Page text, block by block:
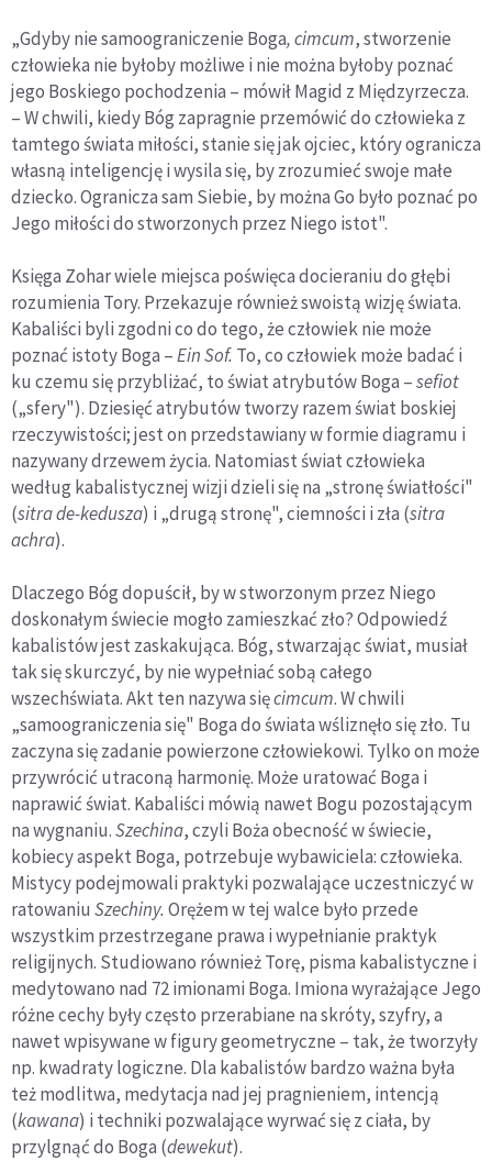
„Gdyby nie samoograniczenie Boga, cimcum, stworzenie
człowieka nie byłoby możliwe i nie można byłoby poznać
jego Boskiego pochodzenia – mówił Magid z Międzyrzecza.
– W chwili, kiedy Bóg zapragnie przemówić do człowieka z
tamtego świata miłości, stanie się jak ojciec, który ogranicza
własną inteligencję i wysila się, by zrozumieć swoje małe
dziecko. Ogranicza sam Siebie, by można Go było poznać po
Jego miłości do stworzonych przez Niego istot".
Księga Zohar wiele miejsca poświęca docieraniu do głębi
rozumienia Tory. Przekazuje również swoistą wizję świata.
Kabaliści byli zgodni co do tego, że człowiek nie może
poznać istoty Boga –Ein Sof. To, co człowiek może badać i
ku czemu się przybliżać, to świat atrybutów Boga –sefiot
(„sfery"). Dziesięć atrybutów tworzy razem świat boskiej
rzeczywistości; jest on przedstawiany w formie diagramu i
nazywany drzewem życia. Natomiast świat człowieka
według kabalistycznej wizji dzieli się na „stronę światłości"
(sitra de-kedusza) i „drugą stronę", ciemności i zła (sitra
achra).
Dlaczego Bóg dopuścił, by w stworzonym przez Niego
doskonałym świecie mogło zamieszkać zło? Odpowiedź
kabalistów jest zaskakująca. Bóg, stwarzając świat, musiał
tak się skurczyć, by nie wypełniać sobą całego
wszechświata. Akt ten nazywa sięcimcum. W chwili
„samoograniczenia się" Boga do świata wśliznęło się zło. Tu
zaczyna się zadanie powierzone człowiekowi. Tylko on może
przywrócić utraconą harmonię. Może uratować Boga i
naprawić świat. Kabaliści mówią nawet Bogu pozostającym
na wygnaniu.Szechina, czyli Boża obecność w świecie,
kobiecy aspekt Boga, potrzebuje wybawiciela: człowieka.
Mistycy podejmowali praktyki pozwalające uczestniczyć w
ratowaniu Szechiny.Orężem w tej walce było przede
wszystkim przestrzegane prawa i wypełnianie praktyk
religijnych. Studiowano również Torę, pisma kabalistyczne i
medytowano nad 72 imionami Boga. Imiona wyrażające Jego
różne cechy były często przerabiane na skróty, szyfry, a
nawet wpisywane w figury geometryczne – tak, że tworzyły
np. kwadraty logiczne. Dla kabalistów bardzo ważna była
też modlitwa, medytacja nad jej pragnieniem, intencją
(kawana) i techniki pozwalające wyrwać się z ciała, by
przylgnąć do Boga (dewekut).